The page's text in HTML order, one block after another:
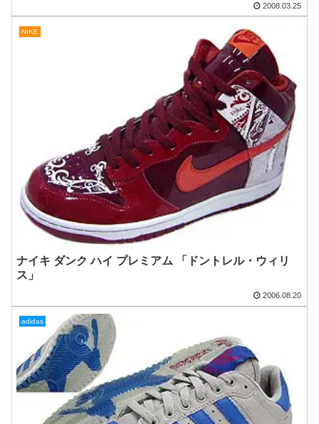
2008.03.25
NIKE
ナイキ ダンク ハイ プレミアム 「ドントレル・ウィリ
ス」
2006.08.20
adidas